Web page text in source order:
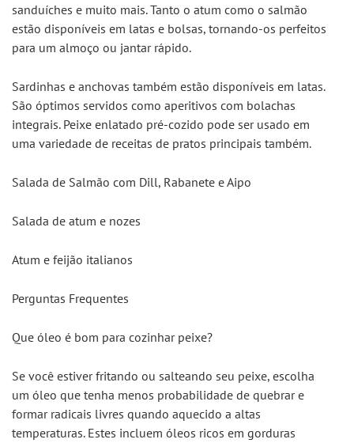
sanduíches e muito mais. Tanto o atum como o salmão
estão disponíveis em latas e bolsas, tornando-os perfeitos
para um almoço ou jantar rápido.
Sardinhas e anchovas também estão disponíveis em latas.
São óptimos servidos como aperitivos com bolachas
integrais. Peixe enlatado pré-cozido pode ser usado em
uma variedade de receitas de pratos principais também.
Salada de Salmão com Dill, Rabanete e Aipo
Salada de atum e nozes
Atum e feijão italianos
Perguntas Frequentes
Que óleo é bom para cozinhar peixe?
Se você estiver fritando ou salteando seu peixe, escolha
um óleo que tenha menos probabilidade de quebrar e
formar radicais livres quando aquecido a altas
temperaturas. Estes incluem óleos ricos em gorduras